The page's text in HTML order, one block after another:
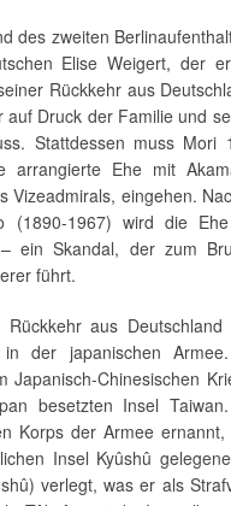
des zweiten
Elise Weigert, der
Rückkehr aus
auf Druck der Familie und
Stattdessen muss
arrangierte Ehe mit
Vizeadmirals, eingehen.
(1890-1967) wird die
ein Skandal, der zum
führt.
Rückkehr aus
in der japanischen
Japanisch-Chinesischen
besetzten Insel
Korps der Armee
Insel Kyûshû
verlegt, was er als